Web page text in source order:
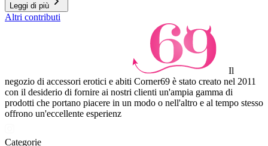
Leggi di più
Altri contributi
Il
negozio di accessori erotici e abiti Corner69 è stato creato nel 2011
con il desiderio di fornire ai nostri clienti un'ampia gamma di
prodotti che portano piacere in un modo o nell'altro e al tempo stesso
offrono un'eccellente esperienz
Categorie